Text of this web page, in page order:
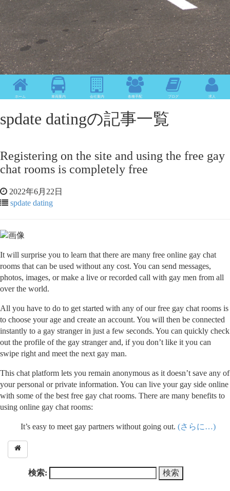
ホーム 車両案内 会社案内 各種手配 ブログ 求人
spdate datingの記事一覧
Registering on the site and using the free gay
chat rooms is completely free
2022年6月22日
spdate dating
It will surprise you to learn that there are many free online gay chat
rooms that can be used without any cost. You can send messages,
photos, images, or make a live or recorded call with gay men from all
over the world.
All you have to do to get started with any of our free gay chat rooms is
to choose your age and create an account. You will then be connected
instantly to a gay stranger in just a few seconds. You can quickly check
out the profile of the gay stranger and, if you don’t like it you can
swipe right and meet the next gay man.
This chat platform lets you remain anonymous as it doesn’t save any of
your personal or private information. You can live your gay side online
with some of the best free gay chat rooms. There are many benefits to
using online gay chat rooms:
It’s easy to meet gay partners without going out. (さらに…)
検索: